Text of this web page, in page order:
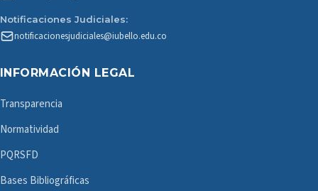
Notificaciones Judiciales:
notificacionesjudiciales@iubello.edu.co
INFORMACIÓN LEGAL
Transparencia
Normatividad
PQRSFD
Bases Bibliográficas